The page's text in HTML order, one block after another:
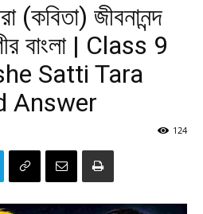
(কবিতা) জীবনানন্দ
বাংলা | Class 9
Satti Tara
Answer
124